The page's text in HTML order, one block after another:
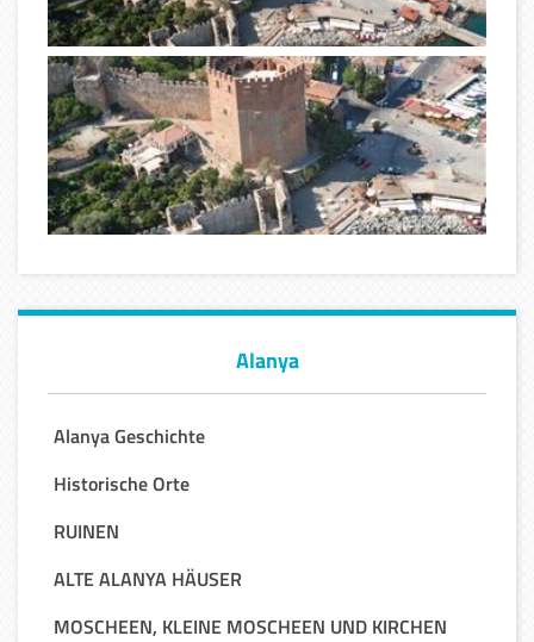
Alanya
Alanya Geschichte
Historische Orte
RUINEN
ALTE ALANYA HÄUSER
MOSCHEEN, KLEINE MOSCHEEN UND KIRCHEN